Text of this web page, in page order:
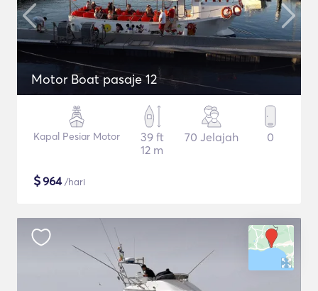
Motor Boat pasaje 12
Kapal Pesiar Motor
39 ft
12 m
70 Jelajah 0
$964/hari